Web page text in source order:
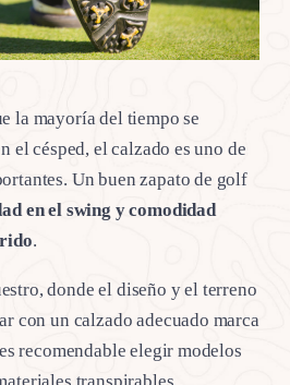
la mayoría del tiempo se
el césped, el calzado es uno de
Un buen zapato de golf
en el swing y comodidad
.
donde el diseño y el terreno
con un calzado adecuado marca
recomendable elegir modelos